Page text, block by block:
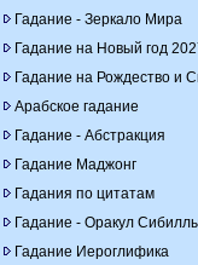
Гадание - Зеркало Мира
Гадание на Новый год
Гадание на Рождество и
Арабское гадание
Гадание - Абстракция
Гадание Маджонг
Гадания по цитатам
Гадание - Оракул
Гадание Иероглифика